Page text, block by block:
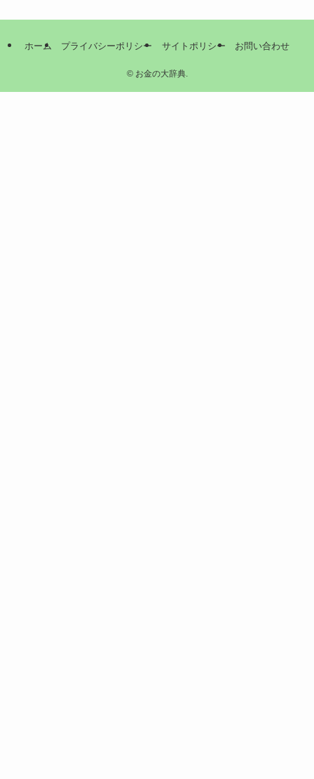
ホーム プライバシーポリシー サイトポリシー お問い合わせ
©お金の大辞典.